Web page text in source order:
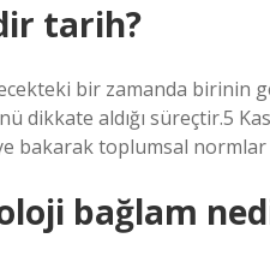
tarih?
bir zamanda birinin
dikkate aldığı süreçtir.5
bakarak toplumsal
bağlam